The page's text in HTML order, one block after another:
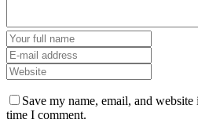
Save my name, email, and
time I comment.